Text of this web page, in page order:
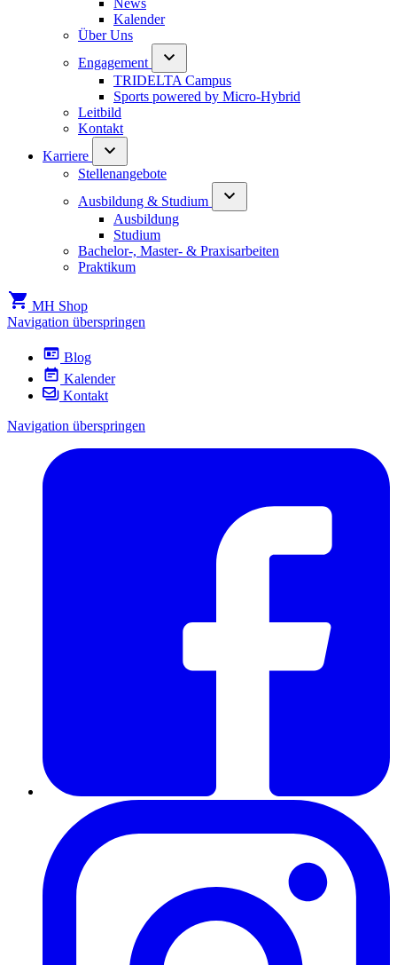
News
Kalender
Über Uns
Engagement
TRIDELTA Campus
Sports powered by Micro-Hybrid
Leitbild
Kontakt
Karriere
Stellenangebote
Ausbildung & Studium
Ausbildung
Studium
Bachelor-, Master- & Praxisarbeiten
Praktikum
MH Shop
Navigation überspringen
Blog
Kalender
Kontakt
Navigation überspringen